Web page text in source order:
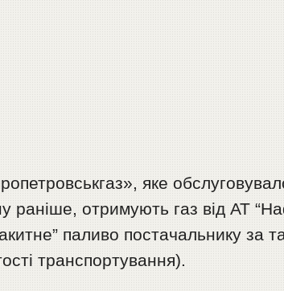
яке
раніше, отримують газ від АТ
паливо постачальнику за
транспортування).